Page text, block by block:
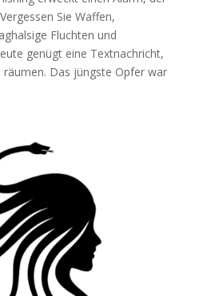
Sie Waffen,
Fluchten und
genügt eine Textnachricht,
Das jüngste Opfer war